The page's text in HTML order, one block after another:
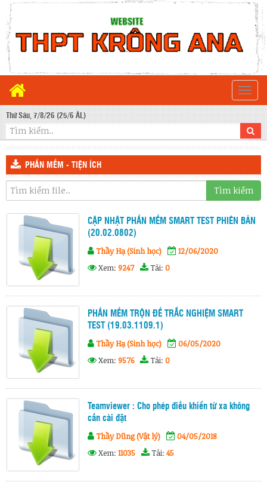
Thứ Sáu, 7/8/26 (25/6 ÂL)
PHẦN MỀM - TIỆN ÍCH
Tìm kiếm
CẬP NHẬT PHẦN MỀM SMART TEST PHIÊN BẢN
(20.02.0802)
Thầy Hạ (Sinh học)
12/06/2020
Xem: 9247 Tải: 0
PHẦN MỀM TRỘN ĐỀ TRẮC NGHIỆM SMART
TEST (19.03.1109.1)
Thầy Hạ (Sinh học)
06/05/2020
Xem: 9576 Tải: 0
Teamviewer : Cho phép điều khiển từ xa không
cần cài đặt
Thầy Dũng (Vật lý)
04/05/2018
Xem: 11035 Tải: 45